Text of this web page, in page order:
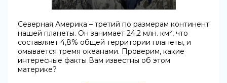
Северная Америка – третий по размерам континент
нашей планеты. Он занимает 24,2 млн. км², что
составляет 4,8% общей территории планеты, и
омывается тремя океанами. Проверим, какие
интересные факты Вам известны об этом
материке?